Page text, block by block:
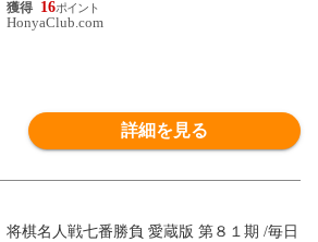
16
HonyaClub.com
詳細を見る
将棋名人戦七番勝負 愛蔵版 第８１期 /毎日